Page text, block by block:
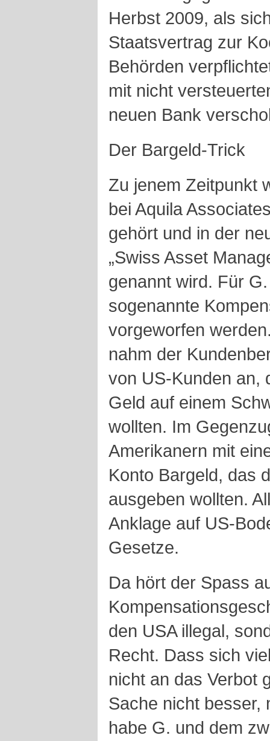
Herbst 2009, als
Staatsvertrag zur
Behörden
mit nicht
neuen Bank
Der Bargeld-Trick
Zu jenem Zeitpunkt
bei Aquila
gehört und in der
„Swiss Asset
genannt wird. Für
sogenannte
vorgeworfen
nahm der
von US-Kunden an,
Geld auf einem
wollten. Im
Amerikanern mit
Konto Bargeld, das
ausgeben wollten.
Anklage auf US-
Gesetze.
Da hört der Spass
den USA illegal,
Recht. Dass sich
nicht an das Verbot
Sache nicht besser,
habe G. und dem